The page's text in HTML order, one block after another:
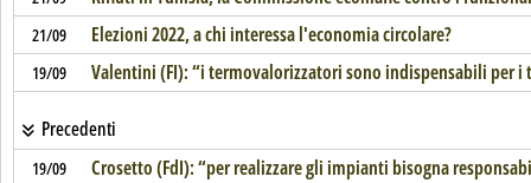
21/09 Elezioni 2022, a chi interessa l'economia circolare?
19/09 Valentini (FI): “i termovalorizzatori sono indispensabili per
Precedenti
19/09 Crosetto (FdI): “per realizzare gli impianti bisogna